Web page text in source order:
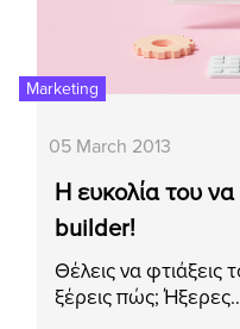
Marketing
05 March 2013
Η ευκολία του
builder!
Θέλεις να φτιάξεις
ξέρεις πώς;